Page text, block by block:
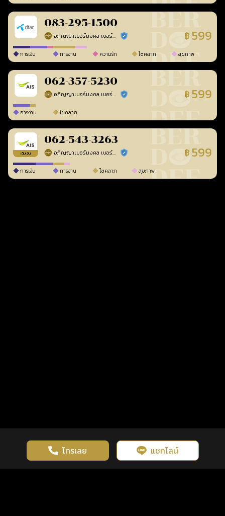
083-295-1500
อภิญญาเบอร์มงคล เบอร์สวยเลขศาสตร์ ร้านยืนยันแล้ว ฿ 599
การเงิน การงาน ความรัก โชคลาภ สุขภาพ
062-357-5230
อภิญญาเบอร์มงคล เบอร์สวยเลขศาสตร์ ร้านยืนยันแล้ว ฿ 599
การงาน โชคลาภ
เติมเงิน
062-543-3263
อภิญญาเบอร์มงคล เบอร์สวยเลขศาสตร์ ร้านยืนยันแล้ว ฿ 599
การเงิน การงาน โชคลาภ สุขภาพ
โทรเลย แชทไลน์
เว็บไซต์นี้มีการใช้งานคุกกี้ เพื่อเพิ่มประสิทธิภาพและประสบการณ์ที่ดี
ในการใช้งานเว็บไซต์ นโยบายความเป็นส่วนตัว
รู้ก่อน พร้อมกว่า ทุกจังหวะชีวิต คลิกดูดวงฟรี